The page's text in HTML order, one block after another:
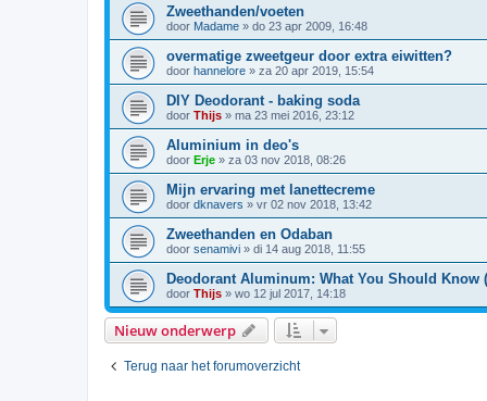
Zweethanden/voeten
door Madame » do 23 apr 2009, 16:48
overmatige zweetgeur door extra eiwitten?
door hannelore » za 20 apr 2019, 15:54
DIY Deodorant - baking soda
door Thijs » ma 23 mei 2016, 23:12
Aluminium in deo's
door Erje » za 03 nov 2018, 08:26
Mijn ervaring met lanettecreme
door dknavers » vr 02 nov 2018, 13:42
Zweethanden en Odaban
door senamivi » di 14 aug 2018, 11:55
Deodorant Aluminum: What You Should Know
door Thijs » wo 12 jul 2017, 14:18
Nieuw onderwerp
Terug naar het forumoverzicht